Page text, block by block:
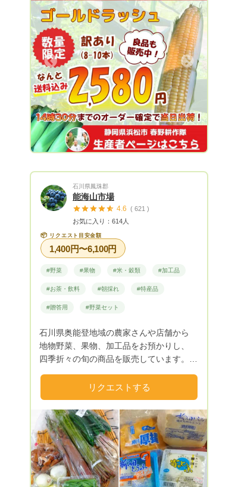
同で、現状を打破しようと結成したのが春
野耕作隊です。 耕作放棄地となった田畑
を借り受け、園地を整備し、農産物の栽培
をしています。 農業から春野町に再び活
気を！景観の良い田舎町を！雇用、移住促
進を！ 様々なテーマを軸に活動していま
す。 山間地は、昼夜の温度差が大きく、
植物に適度なストレスを与えてくれるた
め、とても美味しい農産物が収穫できま
す！ 季節にあった農産物を多品目で栽培
しており、特に夏のトウモロコシは、春野
町内で大人気！ 冬の大根は、まるで梨の
誤しながら作付けしています！
Next
石川県鳳珠郡
能海山市場
4.6 ( 621 )
お気に入り：614人
📦 リクエスト目安金額
1,400円〜6,100円
#野菜 #果物 #米・穀類 #加工品
#お茶・飲料 #朝採れ #特産品
#贈答用 #野菜セット
石川県奥能登地域の農家さんや店舗から
地物野菜、果物、加工品をお預かりし、
四季折々の旬の商品を販売しています。
秋は天然キノコ、冬は海藻など、能登なら
ではがいっぱいです。
リクエストする